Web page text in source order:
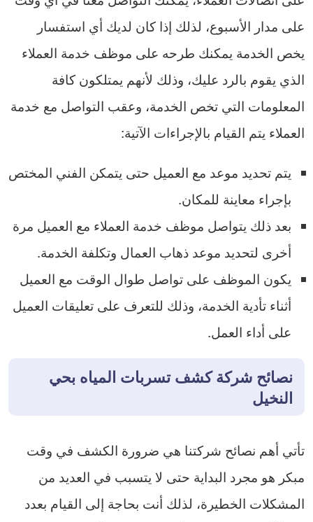
على مدار الأسبوع، لذلك إذا كان لديك أي استفسار
يخص الخدمة يمكنك طرحه على موظف خدمة العملاء
الذي يقوم بالرد عليك، وذلك لأنهم يمتلكون كافة
المعلومات التي تخص الخدمة، وعقب التواصل مع خدمة
العملاء يتم القيام بالإجراءات الآتية:
يتم تحديد موعد مع العميل حتى يتمكن الفني المختص
بإجراء معاينة للمكان.
بعد ذلك يتواصل موظف خدمة العملاء مع العميل مرة
أخرى لتحديد موعد ذهاب العمال وتكلفة الخدمة.
يكون الموظف على تواصل طوال الوقت مع العميل
أثناء تأدية الخدمة، وذلك للتعرف على تعليقات العميل
على أداء العمل.
نصائح شركة كشف تسربات المياه بحي
النخيل
تأتي أهم نصائح شركتنا هي ضرورة الكشف في وقت
مبكر هو مجرد البداية حتى لا يتسبب في العديد من
المشكلات الخطيرة، لذلك أنت بحاجة إلى القيام بعدد